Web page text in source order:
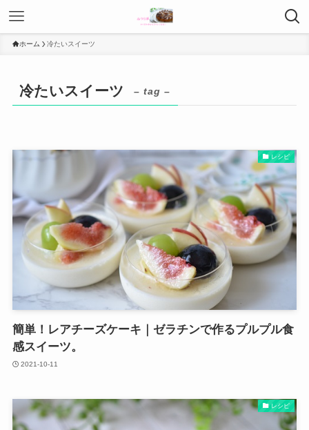
ホーム 冷たいスイーツ
冷たいスイーツ – tag –
レシピ
簡単！レアチーズケーキ｜ゼラチンで作るプルプル食
感スイーツ。
2021-10-11
レシピ